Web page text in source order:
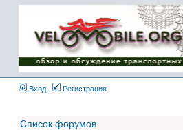
Имя пользователя:
Пароль:
{ LOG_ME_IN_SHORT
}
Вход
Регистрация
Список форумов